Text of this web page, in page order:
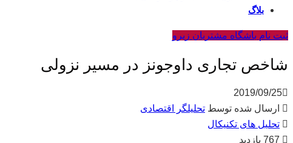
بلاگ
ثبت نام باشگاه مشتریان زیرو
شاخص تجاری داوجونز در مسیر نزولی
2019/09/25
ارسال شده توسط تحلیلگر اقتصادی
تحلیل های تکنیکال